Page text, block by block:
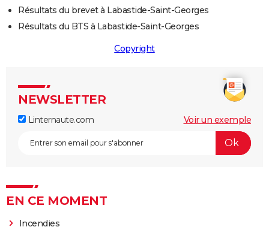
Résultats du brevet à Labastide-Saint-Georges
Résultats du BTS à Labastide-Saint-Georges
Copyright
NEWSLETTER
Linternaute.com Voir un exemple
EN CE MOMENT
Incendies